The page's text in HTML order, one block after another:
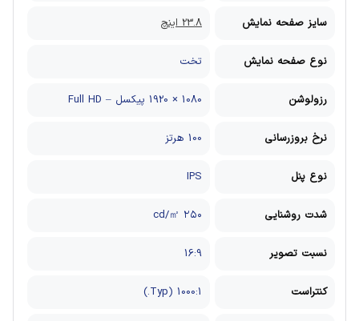
سایز صفحه نمایش 23.8 اینچ
نوع صفحه نمایش تخت
رزولوشن 1080 × 1920 پیکسل – Full HD
نرخ بروزرسانی 100 هرتز
نوع پنل IPS
شدت روشنایی ۲۵۰ cd/㎡
نسبت تصویر 16:9
کنتراست 1000:1 (Typ.)